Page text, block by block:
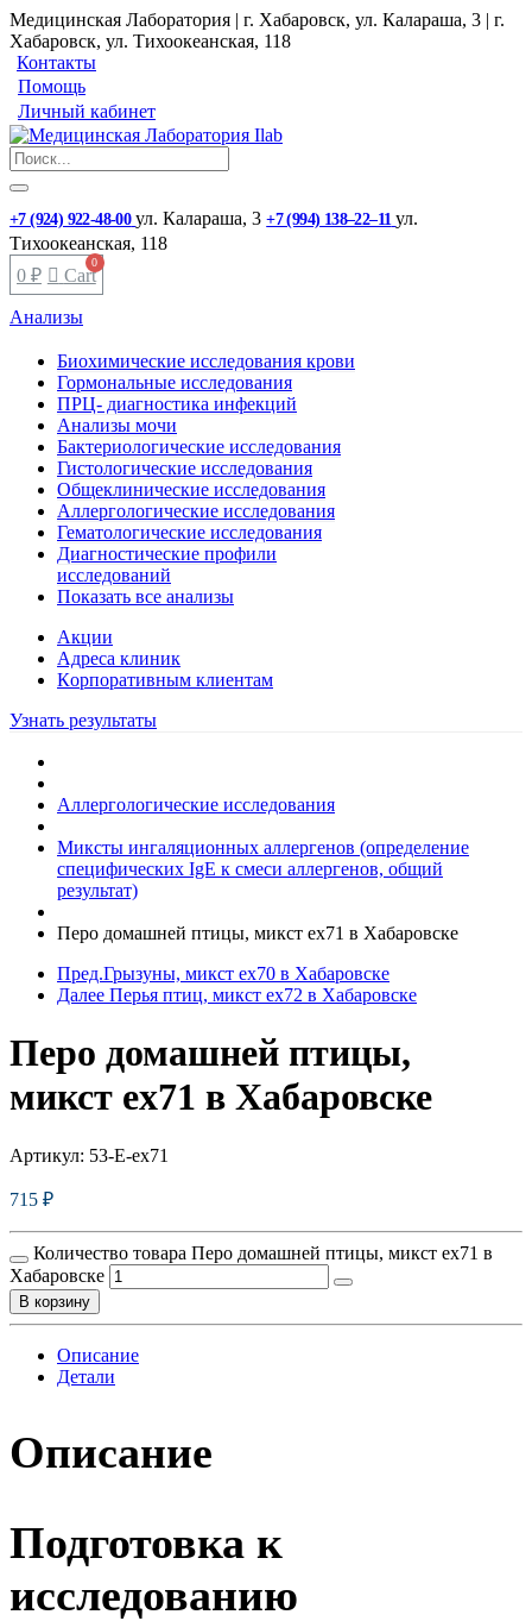
Медицинская Лаборатория | г. Хабаровск, ул. Калараша, 3 | г.
Хабаровск, ул. ​Тихоокеанская, 118
Контакты
Помощь
Личный кабинет
+7 (924) 922-48-00 ул. ​Калараша, 3 +7 (994) 138‒22‒11 ул. ​
Тихоокеанская, 118
0 ₽ Cart
Анализы
Биохимические исследования крови
Гормональные исследования
ПРЦ- диагностика инфекций
Анализы мочи
Бактериологические исследования
Гистологические исследования
Общеклинические исследования
Аллергологические исследования
Гематологические исследования
Диагностические профили
исследований
Показать все анализы
Акции
Адреса клиник
Кoрпоративным клиентам
Узнать результаты
Аллергологические исследования
Миксты ингаляционных аллергенов (определение
специфических IgE к смеси аллергенов, общий
результат)
Перо домашней птицы, микст ex71 в Хабаровске
Пред.Грызуны, микст ex70 в Хабаровске
Далее Перья птиц, микст ex72 в Хабаровске
Перо домашней птицы,
микст ex71 в Хабаровске
Артикул: 53-E-ex71
715 ₽
Количество товара Перо домашней птицы, микст ex71 в
Хабаровске
В корзину
Описание
Детали
Описание
Подготовка к
исследованию